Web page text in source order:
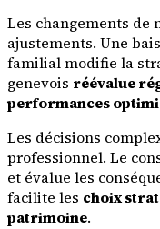
Les changements de
ajustements. Une
familial modifie la
genevois réévalue
performances
Les décisions
professionnel. Le
et évalue les
facilite les choix
patrimoine.